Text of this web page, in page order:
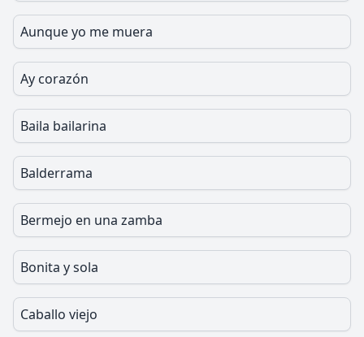
Aunque yo me muera
Ay corazón
Baila bailarina
Balderrama
Bermejo en una zamba
Bonita y sola
Caballo viejo